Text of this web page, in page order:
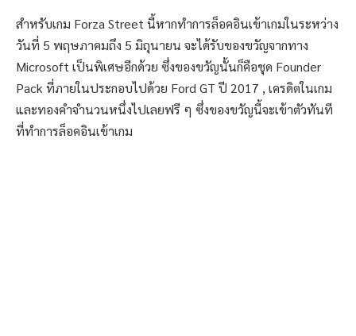
สำหรับเกม Forza Street นี้หากทำการล็อคอินเข้าเกมในระหว่าง
วันที่ 5 พฤษภาคมถึง 5 มิถุนายน จะได้รับของขวัญจากทาง
Microsoft เป็นพิเศษอีกด้วย ซึ่งของขวัญนั้นก็คือชุด Founder
Pack ที่ภายในประกอบไปด้วย Ford GT ปี 2017 , เครดิตในเกม
และทองคำจำนวนหนึ่งไปเลยฟรี ๆ ซึ่งของขวัญนี้จะเข้าตัวทันที
ที่ทำการล็อคอินเข้าเกม